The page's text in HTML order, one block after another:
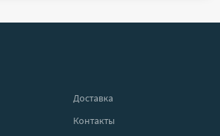
Доставка
Контакты